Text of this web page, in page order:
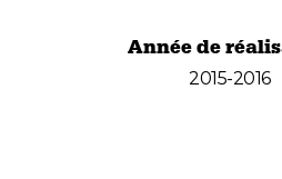
Année de
2015-2016